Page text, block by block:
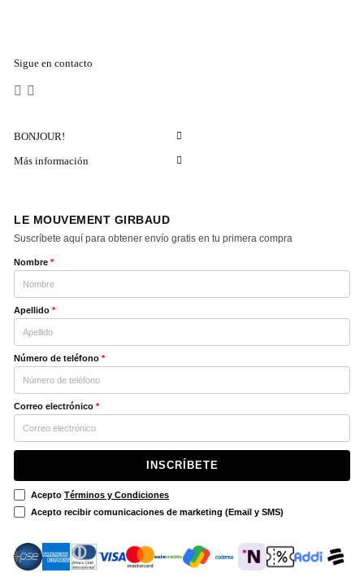
Sigue en contacto
BONJOUR!
Más información
LE MOUVEMENT GIRBAUD
Suscríbete aquí para obtener envío gratis en tu primera compra
Nombre *
Apellido *
Número de teléfono *
Correo electrónico *
INSCRÍBETE
Acepto Términos y Condiciones
Acepto recibir comunicaciones de marketing (Email y SMS)